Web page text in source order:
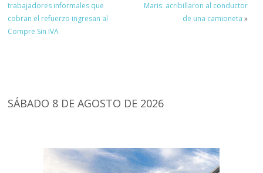
trabajadores informales que
cobran el refuerzo ingresan al
Compre Sin IVA
Maris: acribillaron al conductor
de una camioneta »
SÁBADO 8 DE AGOSTO DE 2026